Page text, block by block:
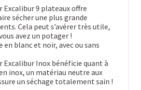
Excalibur 9 plateaux offre
sécher une plus grande
Cela peut s’avérer très utile,
avez un potager !
blanc et noir, avec ou sans
Excalibur Inox bénéficie quant à
inox, un matériau neutre aux
un séchage totalement sain !